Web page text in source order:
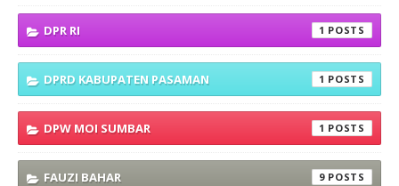
DPR RI 1
DPRD KABUPATEN PASAMAN 1
DPW MOI SUMBAR 1
FAUZI BAHAR 9